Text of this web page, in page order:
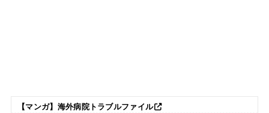
【マンガ】海外病院トラブルファイル